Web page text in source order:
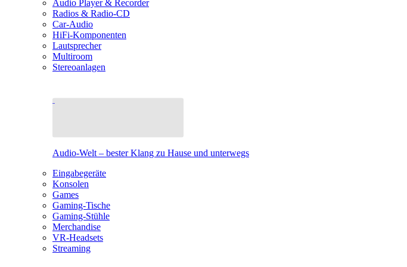
Audio Player & Recorder
Radios & Radio-CD
Car-Audio
HiFi-Komponenten
Lautsprecher
Multiroom
Stereoanlagen
Audio-Welt – bester Klang zu Hause und unterwegs
Eingabegeräte
Konsolen
Games
Gaming-Tische
Gaming-Stühle
Merchandise
VR-Headsets
Streaming